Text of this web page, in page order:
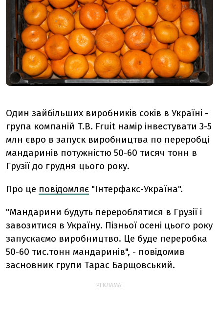
Один зайбільших виробників соків в Україні -
група компаній T.B. Fruit намір інвестувати 3-5
млн євро в запуск виробництва по переробці
мандаринів потужністю 50-60 тисяч тонн в
Грузії до грудня цього року.
Про це повідомляє "Інтерфакс-Україна".
"Мандарини будуть перероблятися в Грузії і
завозитися в Україну. Пізньої осені цього року
запускаємо виробництво. Це буде переробка
50-60 тис.тонн мандаринів", - повідомив
засновник групи Тарас Барщовський.
РЕКЛАМА: